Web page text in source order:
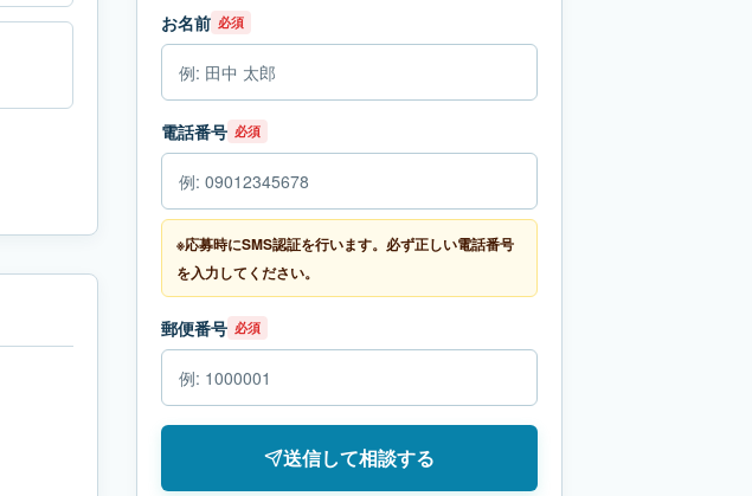
お名前 必須
電話番号 必須
※応募時にSMS認証を行います。必ず正しい電話番号
を入力してください。
郵便番号 必須
送信して相談する